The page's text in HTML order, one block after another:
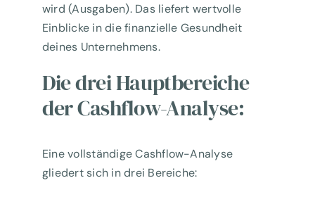
wird (Ausgaben). Das liefert wertvolle
Einblicke in die finanzielle Gesundheit
deines Unternehmens.
Die drei Hauptbereiche
der Cashflow-Analyse:
Eine vollständige Cashflow-Analyse
gliedert sich in drei Bereiche: